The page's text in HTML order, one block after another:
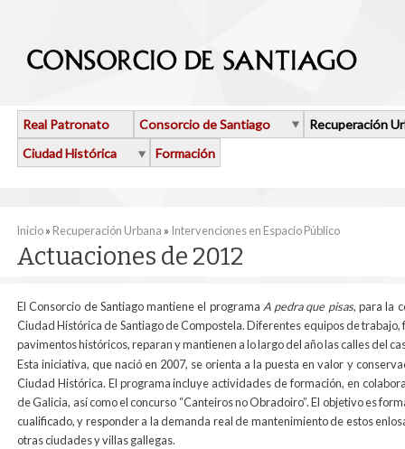
Real Patronato Consorcio de Santiago
Recuperación
Ciudad Histórica
Formación
Se encuentra usted aquí
Inicio» Recuperación Urbana » Intervenciones en Espacio Público
Actuaciones de 2012
El Consorcio de Santiago mantiene el programa A pedra que pisas, para la
Ciudad Histórica de Santiago de Compostela. Diferentes equipos de
pavimentos históricos, reparan y mantienen a lo largo del año las calles del
Esta iniciativa, que nació en 2007, se orienta a la puesta en valor y
Ciudad Histórica. El programa incluye actividades de formación, en
de Galicia, así como el concurso “Canteiros no Obradoiro”. El objetivo es
cualificado, y responder a la demanda real de mantenimiento de estos
otras ciudades y villas gallegas.